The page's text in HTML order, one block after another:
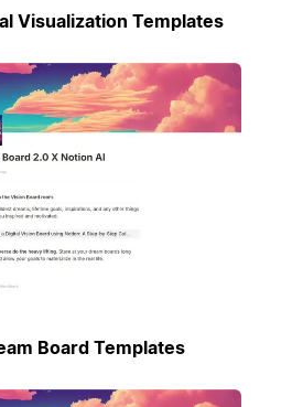
Visualization Templates
Board Templates